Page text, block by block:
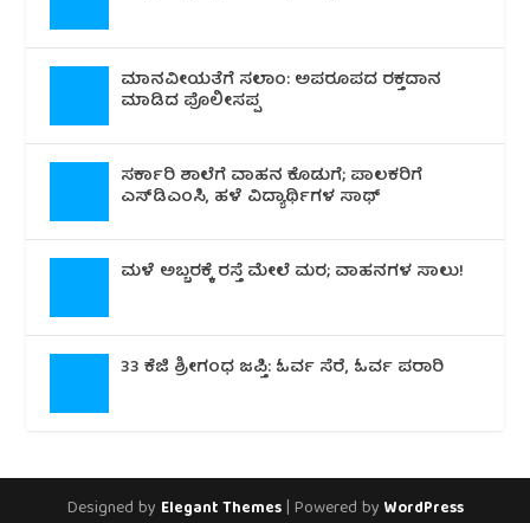
ಮಾನವೀಯತೆಗೆ ಸಲಾಂ: ಅಪರೂಪದ ರಕ್ತದಾನ
ಮಾಡಿದ ಪೊಲೀಸಪ್ಪ
ಸರ್ಕಾರಿ ಶಾಲೆಗೆ ವಾಹನ ಕೊಡುಗೆ; ಪಾಲಕರಿಗೆ
ಎಸ್‌ಡಿಎಂಸಿ, ಹಳೆ ವಿದ್ಯಾರ್ಥಿಗಳ ಸಾಥ್
ಮಳೆ ಅಬ್ಬರಕ್ಕೆ ರಸ್ತೆ ಮೇಲೆ ಮರ; ವಾಹನಗಳ ಸಾಲು!
33 ಕೆಜಿ ಶ್ರೀಗಂಧ ಜಪ್ತಿ: ಓರ್ವ ಸೆರೆ, ಓರ್ವ ಪರಾರಿ
Designed by Elegant Themes| Powered by WordPress